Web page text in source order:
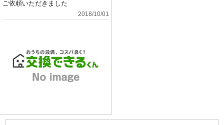
ご依頼いただきました
2018/10/01